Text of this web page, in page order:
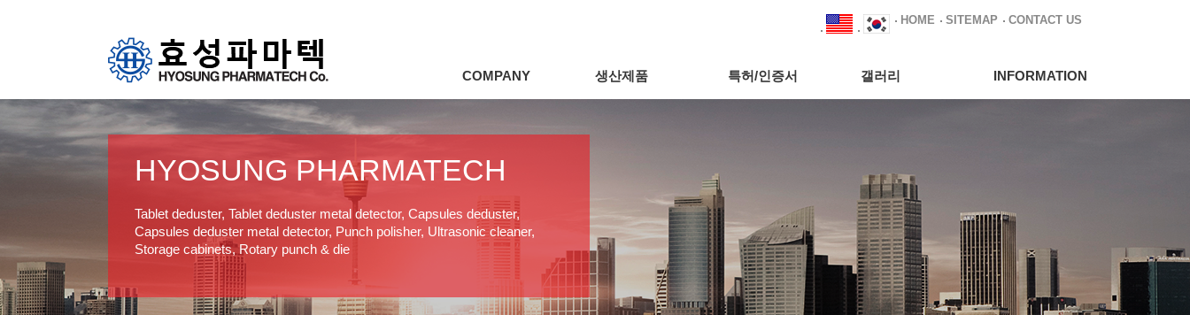
CONTACT US
SITEMAP
HOME
COMPANY 생산제품 특허/인증서 갤러리 INFORMATION
HYOSUNG PHARMATECH
Tablet deduster, Tablet deduster metal detector, Capsules deduster,
Capsules deduster metal detector, Punch polisher, Ultrasonic cleaner,
Storage cabinets, Rotary punch & die